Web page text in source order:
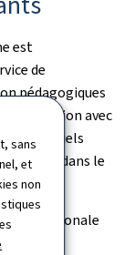
sans
et
non
est
de
pédagogiques
avec
manuels
dans le
nationale
de